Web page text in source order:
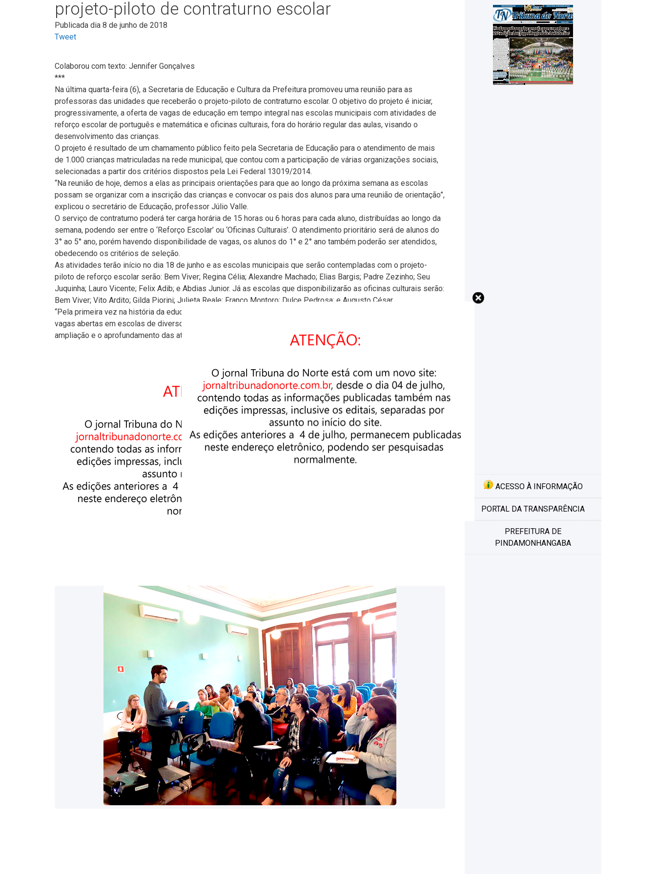
projeto-piloto de contraturno escolar
Publicada dia 8 de junho de 2018
Tweet
Colaborou com texto: Jennifer Gonçalves
***
Na última quarta-feira (6), a Secretaria de Educação e Cultura da Prefeitura promoveu uma reunião para as
professoras das unidades que receberão o projeto-piloto de contraturno escolar. O objetivo do projeto é iniciar,
progressivamente, a oferta de vagas de educação em tempo integral nas escolas municipais com atividades de
reforço escolar de português e matemática e oficinas culturais, fora do horário regular das aulas, visando o
desenvolvimento das crianças.
O projeto é resultado de um chamamento público feito pela Secretaria de Educação para o atendimento de mais
de 1.000 crianças matriculadas na rede municipal, que contou com a participação de várias organizações sociais,
selecionadas a partir dos critérios dispostos pela Lei Federal 13019/2014.
“Na reunião de hoje, demos a elas as principais orientações para que ao longo da próxima semana as escolas
possam se organizar com a inscrição das crianças e convocar os pais dos alunos para uma reunião de orientação”,
explicou o secretário de Educação, professor Júlio Valle.
O serviço de contraturno poderá ter carga horária de 15 horas ou 6 horas para cada aluno, distribuídas ao longo da
semana, podendo ser entre o ‘Reforço Escolar’ ou ‘Oficinas Culturais’. O atendimento prioritário será de alunos do
3° ao 5° ano, porém havendo disponibilidade de vagas, os alunos do 1° e 2° ano também poderão ser atendidos,
obedecendo os critérios de seleção.
As atividades terão início no dia 18 de junho e as escolas municipais que serão contempladas com o projeto-
piloto de reforço escolar serão: Bem Viver; Regina Célia; Alexandre Machado; Elias Bargis; Padre Zezinho; Seu
Juquinha; Lauro Vicente; Felix Adib; e Abdias Junior. Já as escolas que disponibilizarão as oficinas culturais serão:
Bem Viver; Vito Ardito; Gilda Piorini; Julieta Reale; Franco Montoro; Dulce Pedrosa; e Augusto César.
“Pela primeira vez na história da educação em nossa cidade teremos um projeto-piloto dessa envergadura, com
vagas abertas em escolas de diversos bairros da cidade para assegurar uma boa avaliação, que garanta a
ampliação e o aprofundamento das atividades para mais escolas”, ressaltou o secretário.
ACESSO À INFORMAÇÃO
PORTAL DA TRANSPARÊNCIA
PREFEITURA DE
PINDAMONHANGABA